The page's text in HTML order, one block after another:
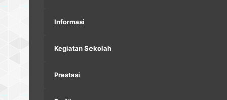
Informasi
Kegiatan Sekolah
Prestasi